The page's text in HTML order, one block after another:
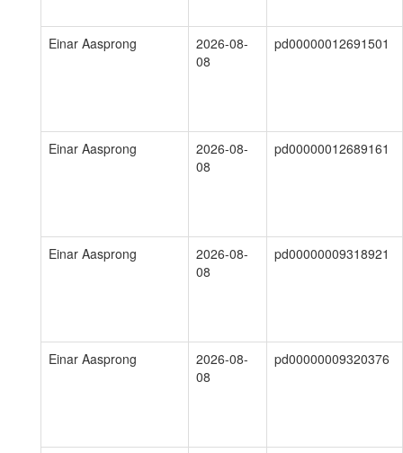
Einar Aasprong
2026-08-
08
pd00000012691501
Einar Aasprong
2026-08-
08
pd00000012689161
Einar Aasprong
2026-08-
08
pd00000009318921
Einar Aasprong
2026-08-
08
pd00000009320376